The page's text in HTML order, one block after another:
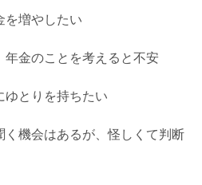
を増やしたい
年金のことを考えると不安
ゆとりを持ちたい
く機会はあるが、怪しくて判断